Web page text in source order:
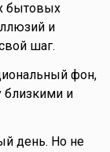
бытовых
и
шаг.
фон,
близкими и
день. Но не